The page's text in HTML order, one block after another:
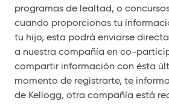
programas de lealtad, o
cuando proporcionas tu
tu hijo, esta podrá enviarse
a nuestra compañía en co-
compartir información con ésta
momento de registrarte, te
de Kellogg, otra compañía está